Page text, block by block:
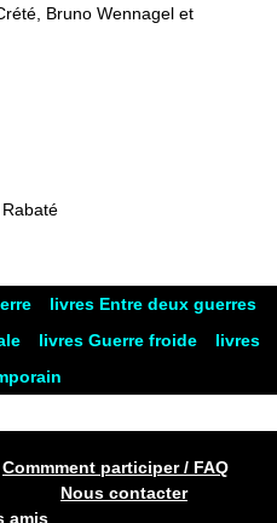
Bruno Wennagel et
livres Entre deux guerres
livres Guerre froide
livres
Commment participer / FAQ
Nous contacter
amis